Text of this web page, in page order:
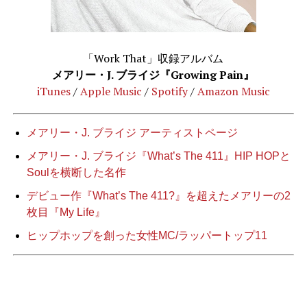
「Work That」収録アルバム
メアリー・J. ブライジ『Growing Pain』
iTunes/Apple Music /Spotify/Amazon Music
メアリー・J. ブライジ アーティストページ
メアリー・J. ブライジ『What’s The 411』HIP HOPと
Soulを横断した名作
デビュー作『What’s The 411?』を超えたメアリーの2
枚目『My Life』
ヒップホップを創った女性MC/ラッパートップ11